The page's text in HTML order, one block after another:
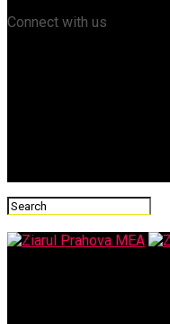
Connect with us